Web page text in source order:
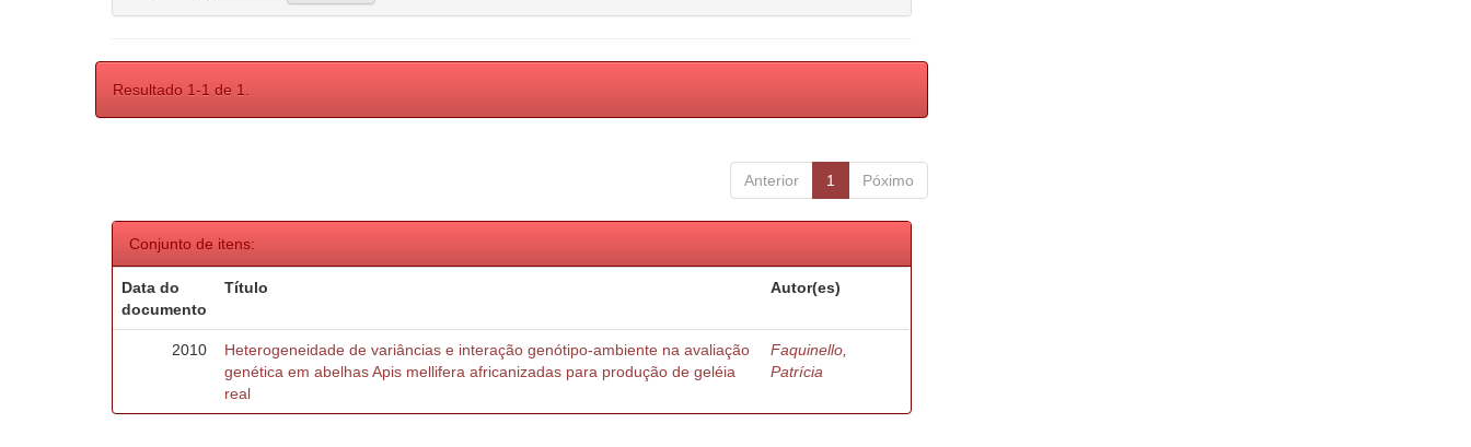
Resultado 1-1 de 1.
Anterior 1 Póximo
Conjunto de itens:
Data do
documento
Título Autor(es)
2010
Heterogeneidade de variâncias e interação genótipo-ambiente na avaliação
genética em abelhas Apis mellifera africanizadas para produção de geléia
real
Faquinello,
Patrícia